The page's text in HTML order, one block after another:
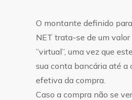
O montante definido
NET trata-se de um
”virtual”, uma vez que
sua conta bancária até a
efetiva da compra.
Caso a compra não se